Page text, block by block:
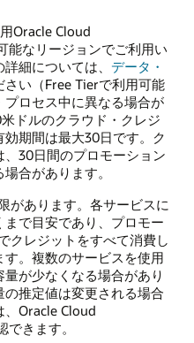
Oracle Cloud
なリージョンでご利用い
細については、 データ・
さい（Free Tierで利用可能
ロセス中に異なる場合が
ドルのクラウド・クレジ
期間は最大30日です。ク
30日間のプロモーション
合があります。
があります。各サービスに
で目安であり、プロモー
クレジットをすべて消費し
。複数のサービスを使用
が少なくなる場合があり
推定値は変更される場合
、Oracle Cloud
きます。